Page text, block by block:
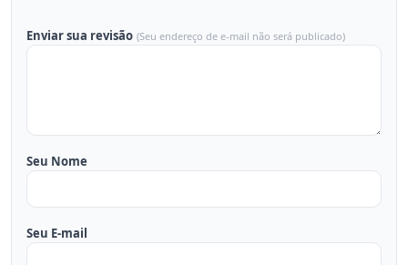
Enviar sua revisão (Seu endereço de e-mail não será publicado)
Seu Nome
Seu E-mail